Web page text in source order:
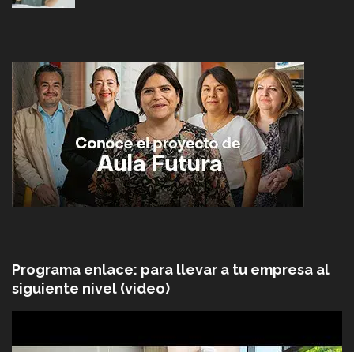
Programa enlace: para llevar a tu empresa al
siguiente nivel (video)